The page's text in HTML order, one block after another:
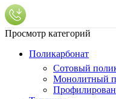
Просмотр категорий
Поликарбонат
Сотовый
Монолитный